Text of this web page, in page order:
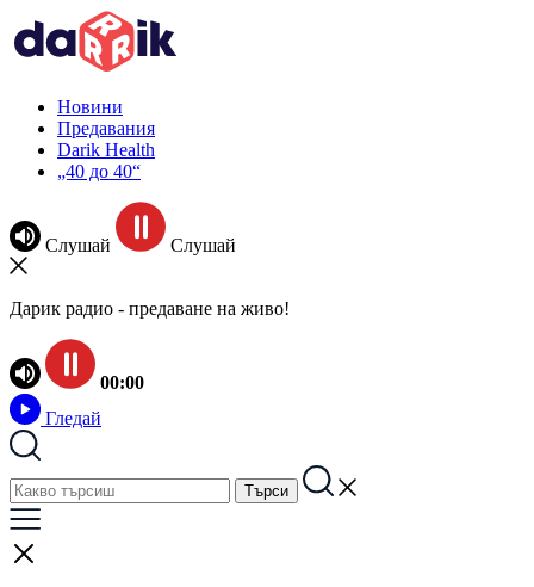
Новини
Предавания
Darik Health
„40 до 40“
Слушай Слушай
Дарик радио - предаване на живо!
00:00
Гледай